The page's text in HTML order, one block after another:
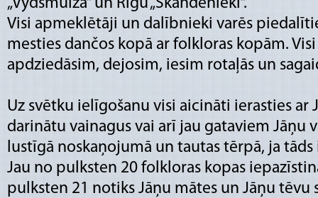
Visi apmeklētāji un dalībnieki varēs
mesties dančos kopā ar folkloras kopām.
apdziedāsim, dejosim, iesim rotaļās un
Uz svētku ielīgošanu visi aicināti ierasties ar
darinātu vainagus vai arī jau gataviem Jāņu
lustīgā noskaņojumā un tautas tērpā, ja tāds
Jau no pulksten 20 folkloras kopas
pulksten 21 notiks Jāņu mātes un Jāņu tēvu